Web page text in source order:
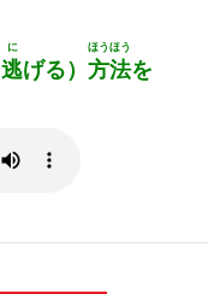
逃
に
げる） 方法
ほうほう
を